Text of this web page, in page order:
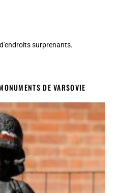
surprenants.
DE VARSOVIE